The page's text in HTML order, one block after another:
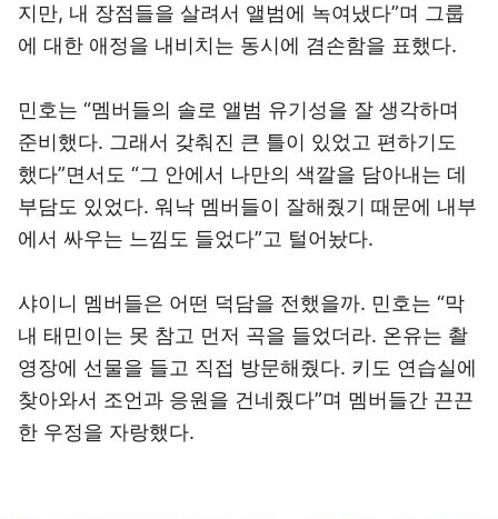
지만, 내 장점들을 살려서 앨범에 녹여냈다”며 그룹
에 대한 애정을 내비치는 동시에 겸손함을 표했다.
민호는 “멤버들의 솔로 앨범 유기성을 잘 생각하며
준비했다. 그래서 갖춰진 큰 틀이 있었고 편하기도
했다”면서도 “그 안에서 나만의 색깔을 담아내는 데
부담도 있었다. 워낙 멤버들이 잘해줬기 때문에 내부
에서 싸우는 느낌도 들었다”고 털어놨다.
샤이니 멤버들은 어떤 덕담을 전했을까. 민호는 “막
내 태민이는 못 참고 먼저 곡을 들었더라. 온유는 촬
영장에 선물을 들고 직접 방문해줬다. 키도 연습실에
찾아와서 조언과 응원을 건네줬다”며 멤버들간 끈끈
한 우정을 자랑했다.